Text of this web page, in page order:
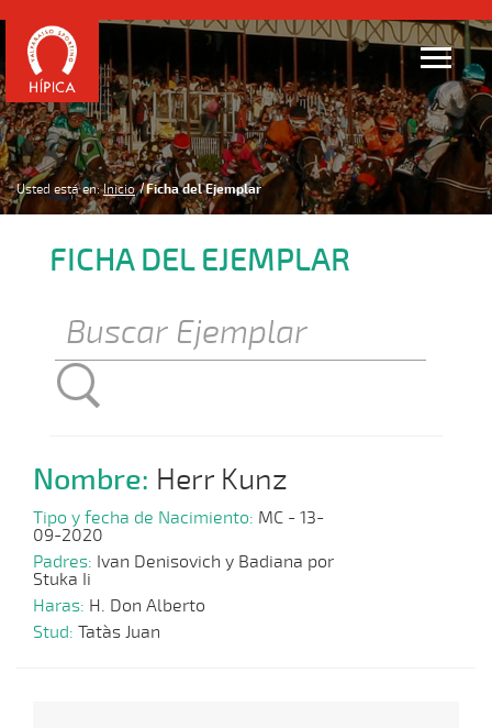
Usted está en: Inicio Ficha del Ejemplar
FICHA DEL EJEMPLAR
Nombre: Herr Kunz
Tipo y fecha de Nacimiento: MC - 13-
09-2020
Padres: Ivan Denisovich y Badiana por
Stuka Ii
Haras: H. Don Alberto
Stud: Tata`s Juan